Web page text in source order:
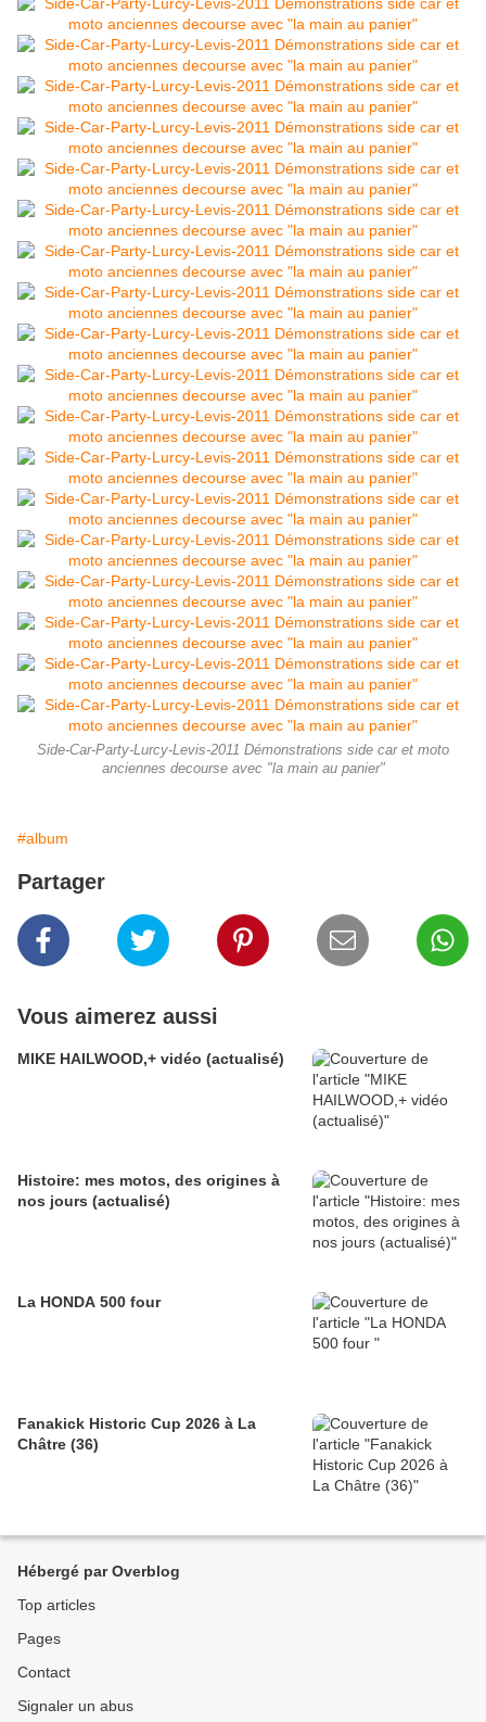
Side-Car-Party-Lurcy-Levis-2011 Démonstrations side car et moto
anciennes decourse avec "la main au panier"
#album
Partager
Vous aimerez aussi
MIKE HAILWOOD,+ vidéo (actualisé)
Histoire: mes motos, des origines à
nos jours (actualisé)
La HONDA 500 four
Fanakick Historic Cup 2026 à La
Châtre (36)
Hébergé par Overblog
Top articles
Pages
Contact
Signaler un abus